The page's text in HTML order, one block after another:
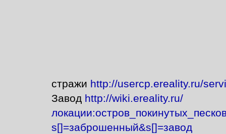
стражи http://usercp.ereality.ru/
Завод http://wiki.ereality.ru/
s[]=заброшенный&s[]=завод